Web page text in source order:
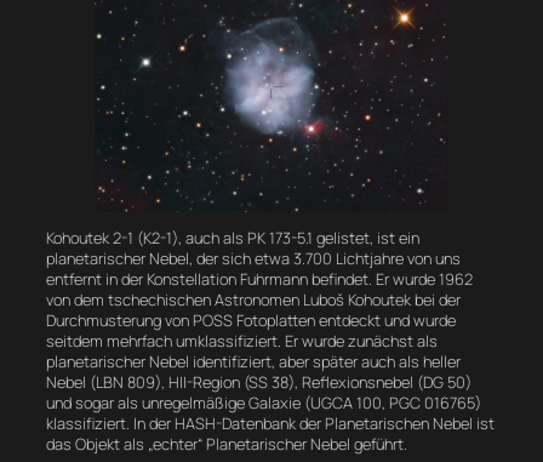
Kohoutek 2-1 (K2-1), auch als PK 173-5.1 gelistet, ist ein
planetarischer Nebel, der sich etwa 3.700 Lichtjahre von uns
entfernt in der Konstellation Fuhrmann befindet. Er wurde 1962
von dem tschechischen Astronomen Luboš Kohoutek bei der
Durchmusterung von POSS Fotoplatten entdeckt und wurde
seitdem mehrfach umklassifiziert. Er wurde zunächst als
planetarischer Nebel identifiziert, aber später auch als heller
Nebel (LBN 809), HII-Region (SS 38), Reflexionsnebel (DG 50)
und sogar als unregelmäßige Galaxie (UGCA 100, PGC 016765)
klassifiziert. In der HASH-Datenbank der Planetarischen Nebel ist
das Objekt als „echter“ Planetarischer Nebel geführt.